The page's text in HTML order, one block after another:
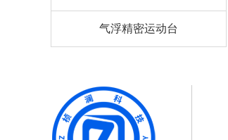
气浮精密运动台